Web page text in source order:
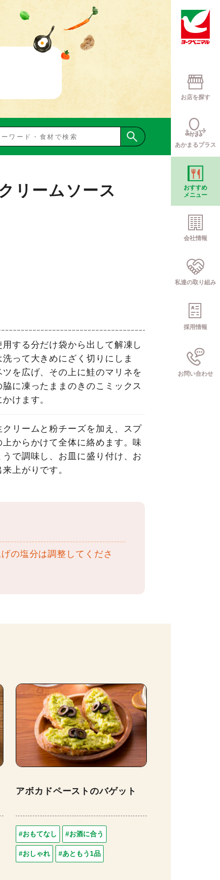
お店を探す
あかまるプラス
おすすめ
メニュー
会社情報
私達の取り組み
採用情報
お問い合わせ
リームソース
する分だけ袋から出して解凍し
って大きめにざく切りにしま
を広げ、その上に鮭のマリネを
に凍ったままのきのこミックス
けます。
リームと粉チーズを加え、スプ
からかけて全体に絡めます。味
で調味し、お皿に盛り付け、お
上がりです。
の塩分は調整してくださ
アボカドペーストのバゲット
#おもてなし #お酒に合う
#おしゃれ #あともう1品